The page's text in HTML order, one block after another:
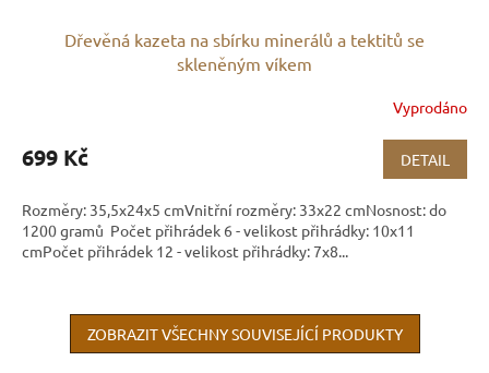
Dřevěná kazeta na sbírku minerálů a tektitů se
skleněným víkem
Vyprodáno
699 Kč DETAIL
Rozměry: 35,5x24x5 cmVnitřní rozměry: 33x22 cmNosnost: do
1200 gramů Počet přihrádek 6 - velikost přihrádky: 10x11
cmPočet přihrádek 12 - velikost přihrádky: 7x8...
ZOBRAZIT VŠECHNY SOUVISEJÍCÍ PRODUKTY